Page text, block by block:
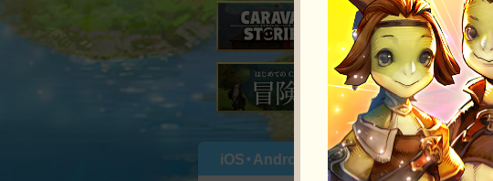
iOS・Androidであそぶ
最新の